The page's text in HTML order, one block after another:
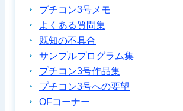
プチコン3号メモ
よくある質問集
既知の不具合
サンプルプログラム集
プチコン3号作品集
プチコン3号への要望
OFコーナー